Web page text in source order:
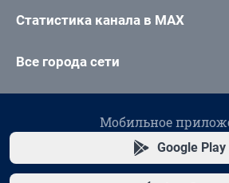
Статистика канала в MAX
Все города сети
Мобильное
Google Play